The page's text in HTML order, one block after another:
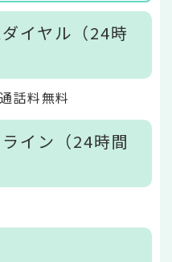
イヤル（24時
話料無料
イン（24時間